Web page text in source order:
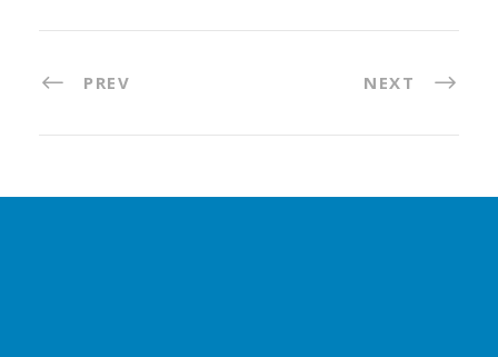
PREV NEXT